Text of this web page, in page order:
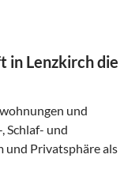
in Lenzkirch die
und
Schlaf- und
und Privatsphäre als